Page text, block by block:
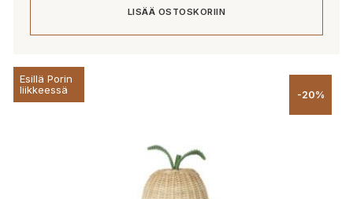
LISÄÄ OSTOSKORIIN
Esillä Porin
liikkeessä
-20%